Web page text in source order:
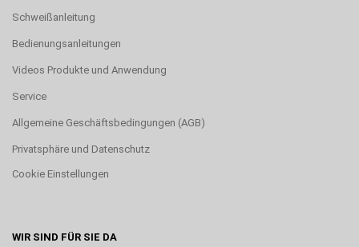
Schweißanleitung
Bedienungsanleitungen
Videos Produkte und Anwendung
Service
Allgemeine Geschäftsbedingungen (AGB)
Privatsphäre und Datenschutz
Cookie Einstellungen
WIR SIND FÜR SIE DA